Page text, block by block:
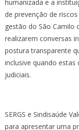
humanizada e a
de prevenção de
gestão do São Camilo
realizarem conversas
postura transparente
inclusive quando
judiciais.
SERGS e Sindisaúde
para apresentar uma